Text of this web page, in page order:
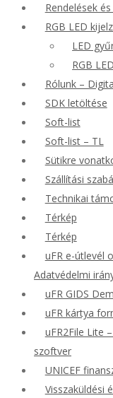
Rendelések
RGB LED
LED
RGB
Rólunk –
SDK letöltése
Soft-list
Soft-list – TL
Sütikre
Szállítási
Technikai
Térkép
Térkép
uFR e-útlevél
Adatvédelmi
uFR GIDS
uFR kártya
uFR2File Lite
szoftver
UNICEF
Visszaküldési